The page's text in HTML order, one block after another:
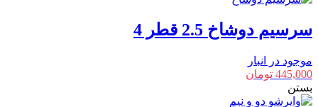
سرسیم دوشاخ 2.5 قطر 4
موجود در انبار
445,000 تومان
بستن